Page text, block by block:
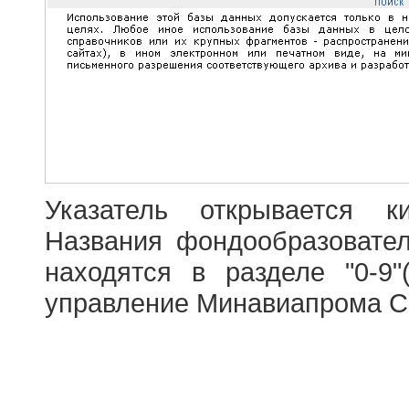
Указатель открывается
Названия
находятся в разделе "0-
управление Минавиапрома